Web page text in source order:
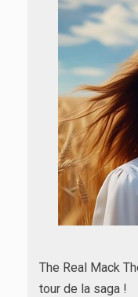
The Real Mack
tour de la saga !